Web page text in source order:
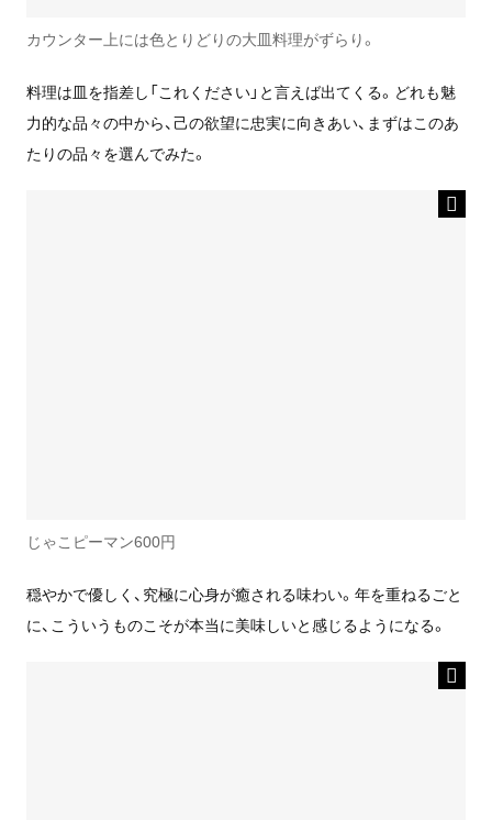
カウンター上には色とりどりの大皿料理がずらり。
料理は皿を指差し「これください」と言えば出てくる。どれも魅
力的な品々の中から、己の欲望に忠実に向きあい、まずはこのあ
たりの品々を選んでみた。
じゃこピーマン600円
穏やかで優しく、究極に心身が癒される味わい。年を重ねるごと
に、こういうものこそが本当に美味しいと感じるようになる。